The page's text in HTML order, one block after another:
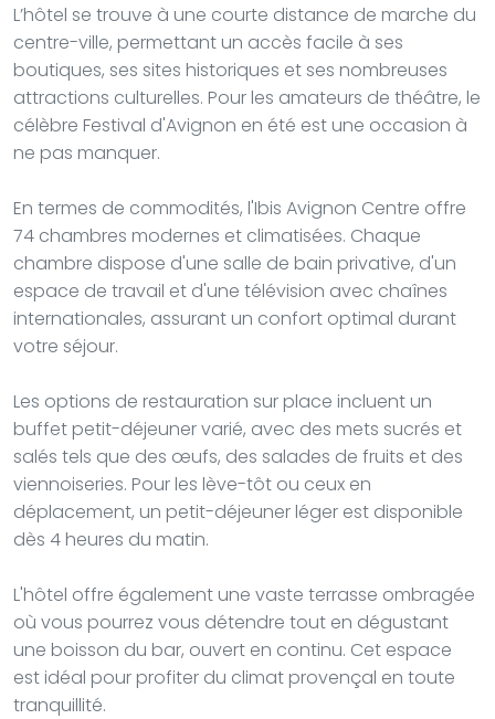
L’hôtel se trouve à une courte distance de marche du
centre-ville, permettant un accès facile à ses
boutiques, ses sites historiques et ses nombreuses
attractions culturelles. Pour les amateurs de théâtre, le
célèbre Festival d'Avignon en été est une occasion à
ne pas manquer.
En termes de commodités, l'Ibis Avignon Centre offre
74 chambres modernes et climatisées. Chaque
chambre dispose d'une salle de bain privative, d'un
espace de travail et d'une télévision avec chaînes
internationales, assurant un confort optimal durant
votre séjour.
Les options de restauration sur place incluent un
buffet petit-déjeuner varié, avec des mets sucrés et
salés tels que des œufs, des salades de fruits et des
viennoiseries. Pour les lève-tôt ou ceux en
déplacement, un petit-déjeuner léger est disponible
dès 4 heures du matin.
L'hôtel offre également une vaste terrasse ombragée
où vous pourrez vous détendre tout en dégustant
une boisson du bar, ouvert en continu. Cet espace
est idéal pour profiter du climat provençal en toute
tranquillité.